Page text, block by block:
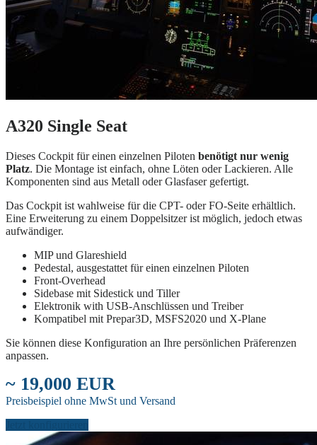
A320 Single Seat
Dieses Cockpit für einen einzelnen Piloten benötigt nur wenig
Platz. Die Montage ist einfach, ohne Löten oder Lackieren. Alle
Komponenten sind aus Metall oder Glasfaser gefertigt.
Das Cockpit ist wahlweise für die CPT- oder FO-Seite erhältlich.
Eine Erweiterung zu einem Doppelsitzer ist möglich, jedoch etwas
aufwändiger.
MIP und Glareshield
Pedestal, ausgestattet für einen einzelnen Piloten
Front-Overhead
Sidebase mit Sidestick und Tiller
Elektronik with USB-Anschlüssen und Treiber
Kompatibel mit Prepar3D, MSFS2020 und X-Plane
Sie können diese Konfiguration an Ihre persönlichen Präferenzen
anpassen.
~ 19,000 EUR
Preisbeispiel ohne MwSt und Versand